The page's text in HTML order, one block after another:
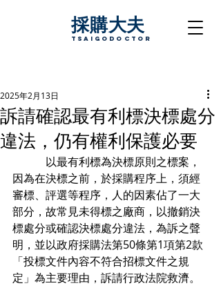
採購大夫
TsaigoDoctor
訴請確認最有利標決標處分
違法，仍有權利保護必要
2025年2月13日
以最有利標為決標原則之標案，
因為在決標之前，於採購程序上，須經
審標、評選等程序，人的因素佔了一大
部分，故常見未得標之廠商，以撤銷決
標處分或確認決標處分違法，為訴之聲
明，並以政府採購法第50條第1項第2款
「投標文件內容不符合招標文件之規
定」為主要理由，訴請行政法院救濟。